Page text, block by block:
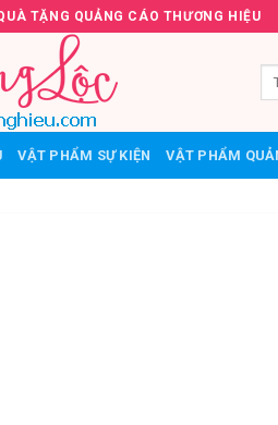
TẶNG QUẢNG CÁO THƯƠNG HIỆU
VẬT PHẨM SỰ KIỆN VẬT PHẨM